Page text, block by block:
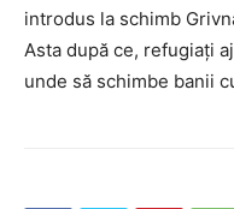
introdus la schimb
Asta după ce, refugiați
unde să schimbe banii